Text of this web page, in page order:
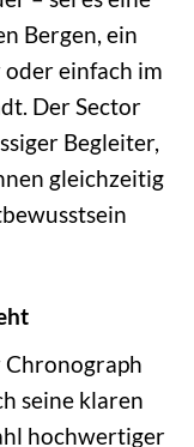
Bergen, ein
einfach im
Der Sector
Begleiter,
gleichzeitig
Chronograph
seine klaren
hochwertiger